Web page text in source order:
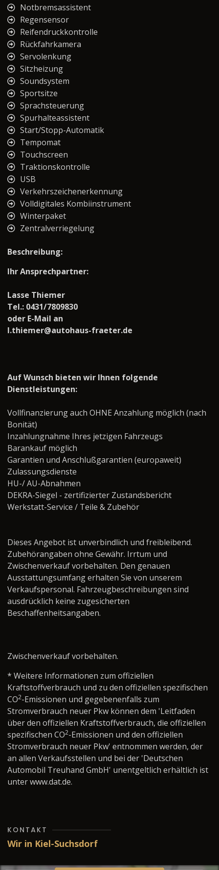
Notbremsassistent
Regensensor
Reifendruckkontrolle
Rückfahrkamera
Servolenkung
Sitzheizung
Soundsystem
Sportsitze
Sprachsteuerung
Spurhalteassistent
Start/Stopp-Automatik
Tempomat
Touchscreen
Traktionskontrolle
USB
Verkehrszeichenerkennung
Volldigitales Kombiinstrument
Winterpaket
Zentralverriegelung
Beschreibung:
Ihr Ansprechpartner:
Lasse Thiemer
Tel.: 0431/7809830
oder E-Mail an
l.thiemer@autohaus-fraeter.de
Auf Wunsch bieten wir Ihnen folgende
Dienstleistungen:
Vollfinanzierung auch OHNE Anzahlung möglich (nach
Bonität)
Inzahlungnahme Ihres jetzigen Fahrzeugs
Barankauf möglich
Garantien und Anschlußgarantien (europaweit)
Zulassungsdienste
HU-/ AU-Abnahmen
DEKRA-Siegel - zertifizierter Zustandsbericht
Werkstatt-Service / Teile & Zubehör ­­­­­­­­­­­­­­­­
Dieses Angebot ist unverbindlich und freibleibend.
Zubehörangaben ohne Gewähr. Irrtum und
Zwischenverkauf vorbehalten. Den genauen
Ausstattungsumfang erhalten Sie von unserem
Verkaufspersonal. Fahrzeugbeschreibungen sind
ausdrücklich keine zugesicherten
Beschaffenheitsangaben.
Zwischenverkauf vorbehalten.
* Weitere Informationen zum offiziellen
Kraftstoffverbrauch und zu den offiziellen spezifischen
CO2-Emissionen und gegebenenfalls zum
Stromverbrauch neuer Pkw können dem 'Leitfaden
über den offiziellen Kraftstoffverbrauch, die offiziellen
spezifischen CO2-Emissionen und den offiziellen
Stromverbrauch neuer Pkw' entnommen werden, der
an allen Verkaufsstellen und bei der 'Deutschen
Automobil Treuhand GmbH' unentgeltlich erhältlich ist
unter www.dat.de.
KONTAKT
Wir in Kiel-Suchsdorf